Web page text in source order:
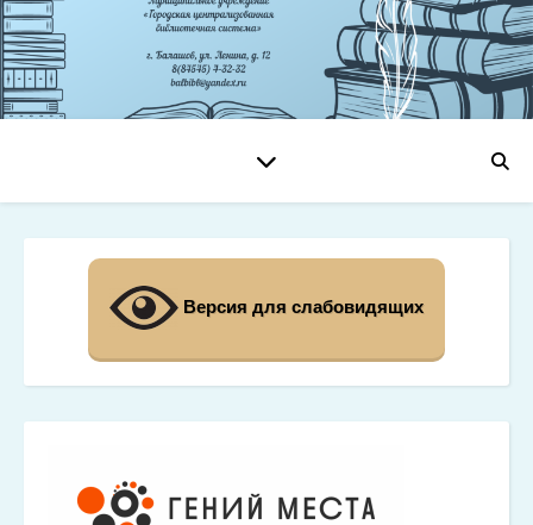
Версия для слабовидящих